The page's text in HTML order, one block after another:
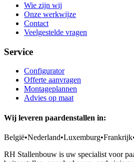
Wie zijn wij
Onze werkwijze
Contact
Veelgestelde vragen
Service
Configurator
Offerte aanvragen
Montageplannen
Advies op maat
Wij leveren paardenstallen in:
België•Nederland•Luxemburg•Frankrijk
RH Stallenbouw is uw specialist voor